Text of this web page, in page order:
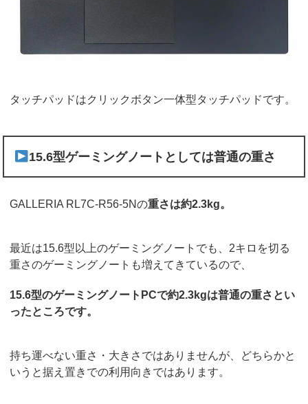
タッチパッドはクリックボタン一体型タッチパッドです。
15.6型ゲーミングノートとしては普通の重さ
GALLERIA RL7C-R56-5Nの重さは約2.3kg。
最近は15.6型以上のゲーミングノートでも、2キロを切る
重さのゲーミングノートも増えてきているので、
15.6型のゲーミングノートPCで約2.3kgは普通の重さとい
ったところです。
持ち運べない重さ・大きさではありませんが、どちらかと
いうと据え置きでの利用向きではあります。